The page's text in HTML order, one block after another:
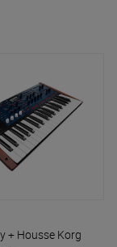
+ Housse Korg